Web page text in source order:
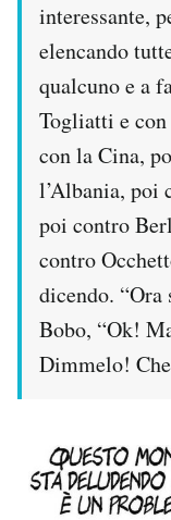
interessante,
elencando
qualcuno e a
Togliatti e
con la Cina,
l’Albania, poi
poi contro
contro
dicendo.
Bobo, “Ok!
Dimmelo!